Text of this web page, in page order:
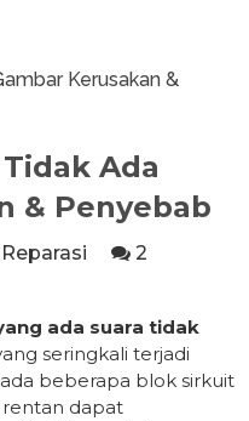
Kerusakan &
Ada
& Penyebab
Reparasi
2
ada suara tidak
seringkali terjadi
beberapa blok sirkuit
rentan dapat